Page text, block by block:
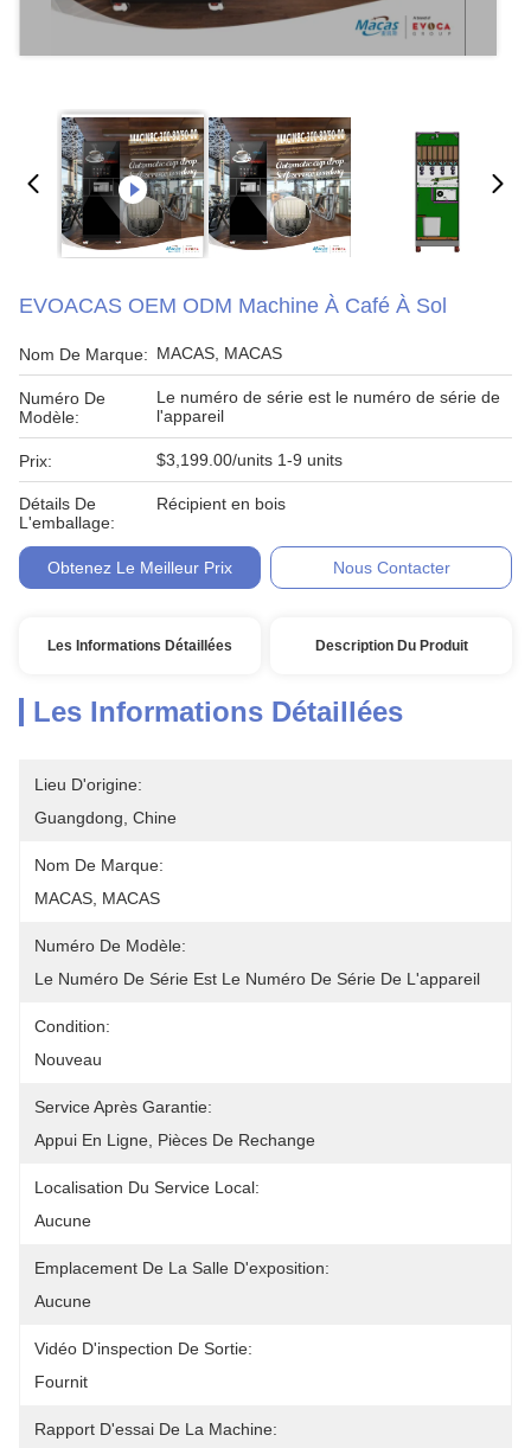
EVOACAS OEM ODM Machine À Café À Sol
Nom De Marque: MACAS, MACAS
Numéro De
Modèle:
Le numéro de série est le numéro de série de
l'appareil
Prix: $3,199.00/units 1-9 units
Détails De
L'emballage:
Récipient en bois
Obtenez Le Meilleur Prix Nous Contacter
Les Informations Détaillées Description Du Produit
Les Informations Détaillées
Lieu D'origine:
Guangdong, Chine
Nom De Marque:
MACAS, MACAS
Numéro De Modèle:
Le Numéro De Série Est Le Numéro De Série De L'appareil
Condition:
Nouveau
Service Après Garantie:
Appui En Ligne, Pièces De Rechange
Localisation Du Service Local:
Aucune
Emplacement De La Salle D'exposition:
Aucune
Vidéo D'inspection De Sortie:
Fournit
Rapport D'essai De La Machine: